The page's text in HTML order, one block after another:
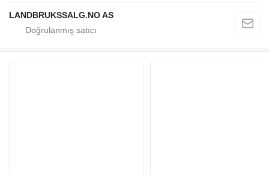
LANDBRUKSSALG.NO AS